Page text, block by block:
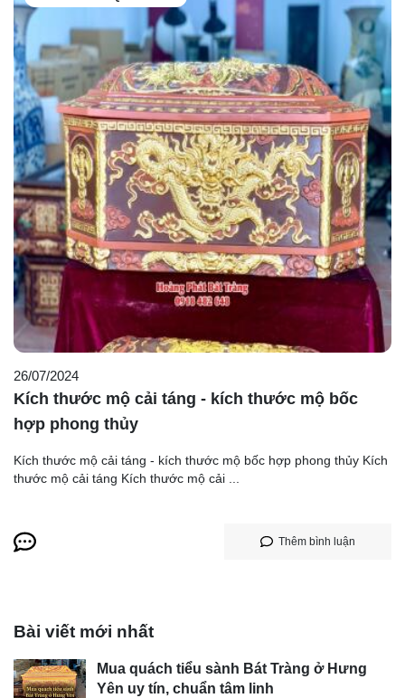
26/07/2024
Kích thước mộ cải táng - kích thước mộ bốc
hợp phong thủy
Kích thước mộ cải táng - kích thước mộ bốc hợp phong thủy Kích
thước mộ cải táng Kích thước mộ cải ...
Thêm bình luận
Bài viết mới nhất
Mua quách tiểu sành Bát Tràng ở Hưng
Yên uy tín, chuẩn tâm linh